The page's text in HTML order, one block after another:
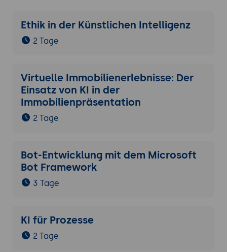
planen eine Veröffentlichung inklusive
Distributionsstrategie.
Ethik in der Künstlichen Intelligenz
2 Tage
Virtuelle Immobilienerlebnisse: Der
Einsatz von KI in der
Immobilienpräsentation
2 Tage
Bot-Entwicklung mit dem Microsoft
Bot Framework
3 Tage
KI für Prozesse
2 Tage